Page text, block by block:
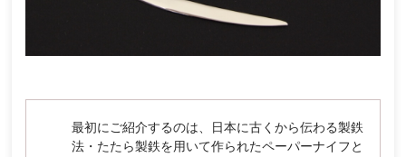
最初にご紹介するのは、日本に古くから伝わる製鉄
法・たたら製鉄を用いて作られたペーパーナイフと